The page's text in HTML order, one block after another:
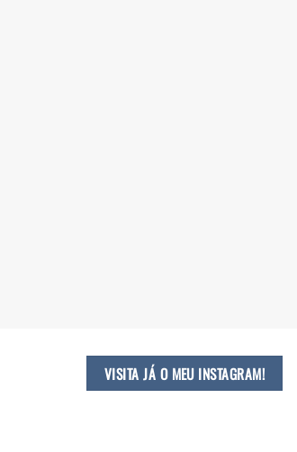
VISITA JÁ O MEU INSTAGRAM!